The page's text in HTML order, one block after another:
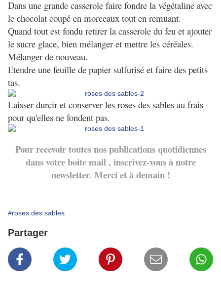
Dans une grande casserole faire fondre la végétaline avec
le chocolat coupé en morceaux tout en remuant.
Quand tout est fondu retirer la casserole du feu et ajouter
le sucre glace, bien mélanger et mettre les céréales.
Mélanger de nouveau.
Etendre une feuille de papier sulfurisé et faire des petits
tas.
Laisser durcir et conserver les roses des sables au frais
pour qu'elles ne fondent pas.
Pour recevoir toutes nos publications quotidiennes
dans votre boite mail , inscrivez-vous à notre
newsletter. Merci et à demain !
#roses des sables
Partager